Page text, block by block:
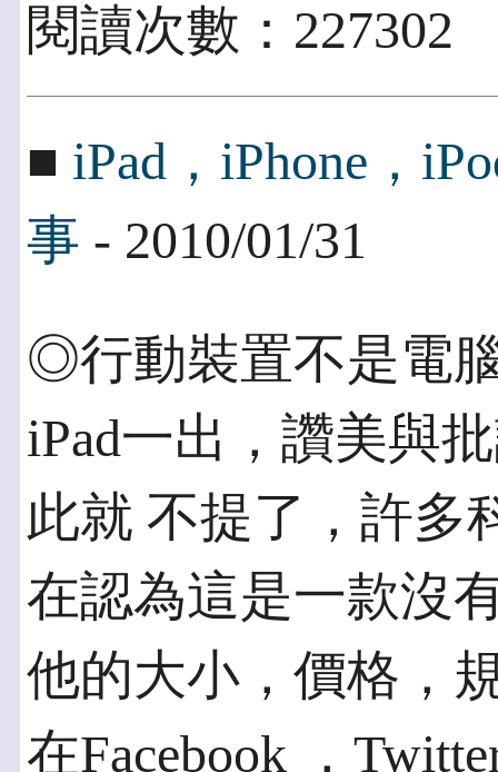
閱讀次數：
■ iPad，iPhone，
事 - 2010/01/31
◎行動裝置不是電
iPad一出，讚美與
此就 不提了，許多
在認為這是一款沒
他的大小，價格，
在Facebook ，